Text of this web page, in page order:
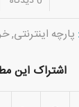
پارچه اینترنتی,
اشتراک این